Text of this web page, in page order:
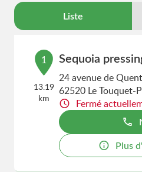
Liste
1
13.19
km
Sequoia
24 avenue de
62520 Le Touquet-
Fermé
Plus